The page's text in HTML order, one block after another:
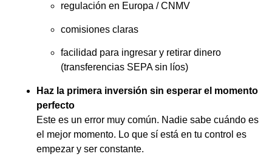
regulación en Europa / CNMV
comisiones claras
facilidad para ingresar y retirar dinero
(transferencias SEPA sin líos)
Haz la primera inversión sin esperar el momento
perfecto
Este es un error muy común. Nadie sabe cuándo es
el mejor momento. Lo que sí está en tu control es
empezar y ser constante.